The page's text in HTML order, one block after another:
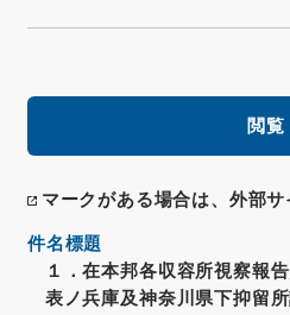
閲覧
マークがある場合は、外部サ
件名標題
１．在本邦各収容所視察報
表ノ兵庫及神奈川県下抑留